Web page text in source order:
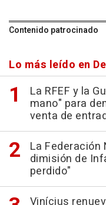
Contenido patrocinado
Lo más leído en
La RFEF y la
mano" para
venta de
La Federación
dimisión de
perdido"